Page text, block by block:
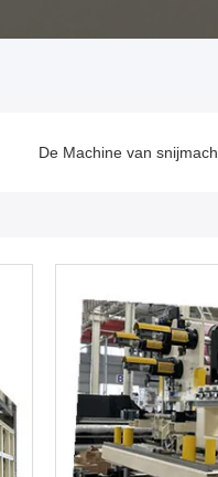
De Machine van